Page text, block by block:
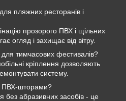
пляжних ресторанів і
прозорого ПВХ і щільних
огляд і захищає від вітру.
тимчасових фестивалів?
кріплення дозволяють
систему.
ПВХ-шторами?
без абразивних засобів - це